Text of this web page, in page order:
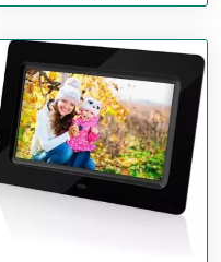
Gyertyatartó